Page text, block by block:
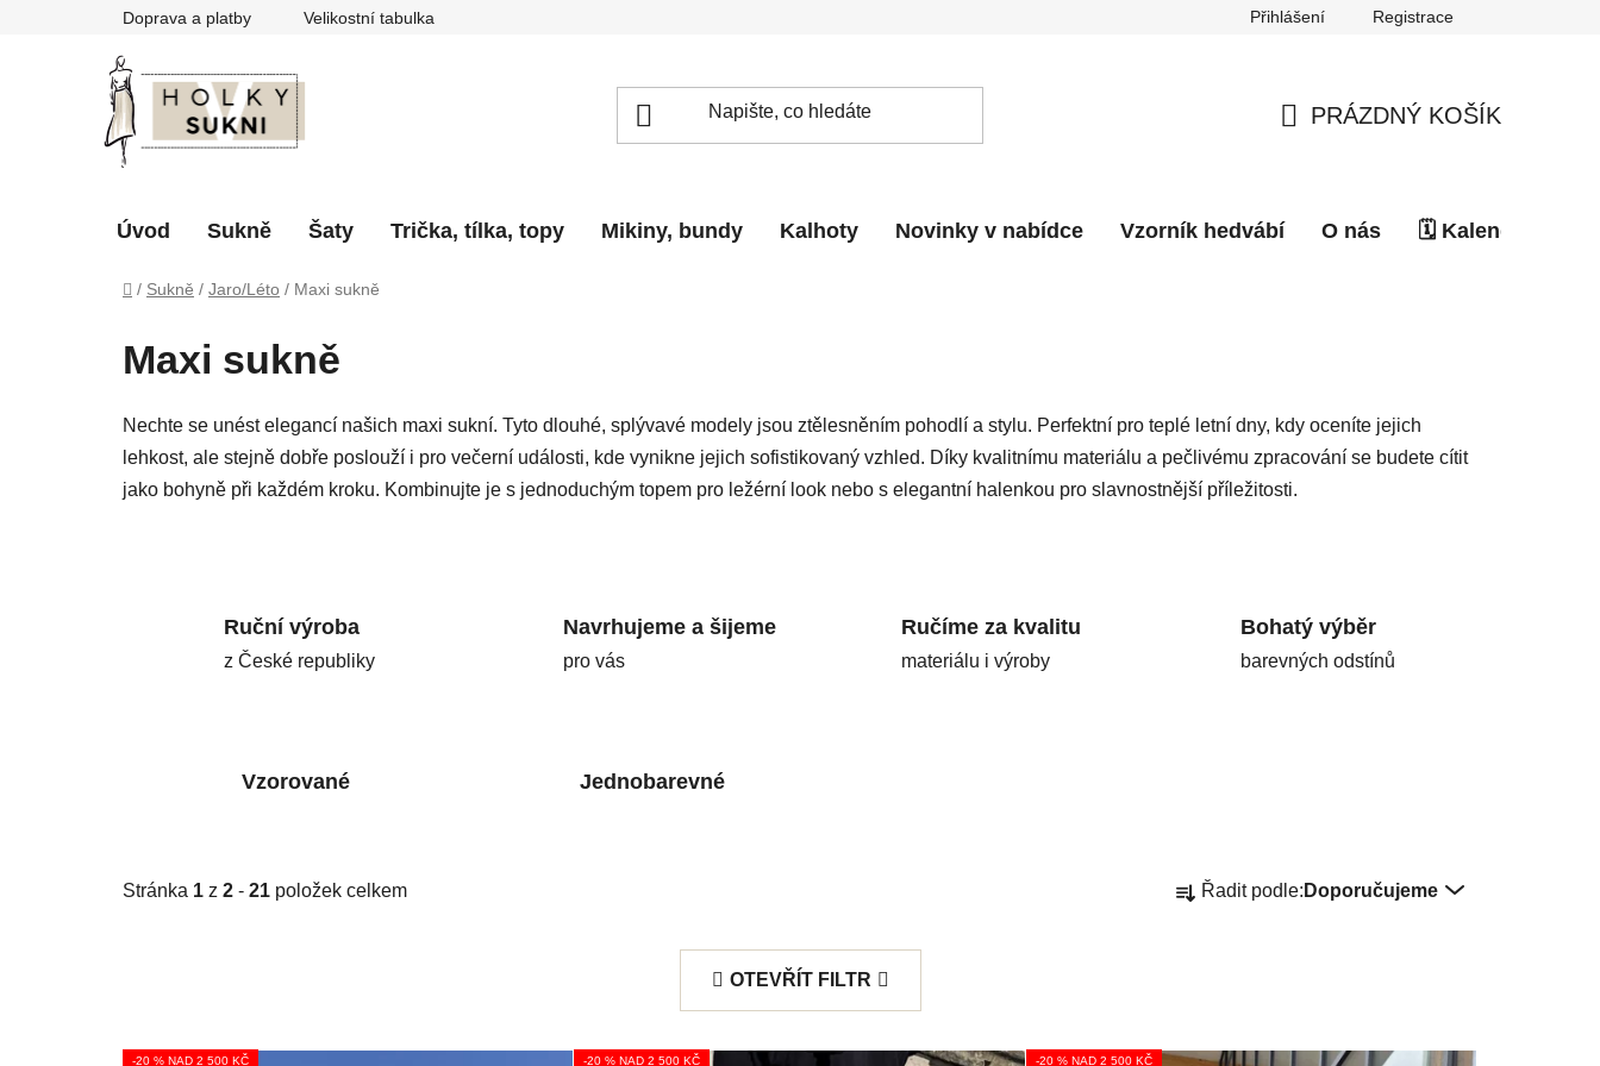
Doprava a platby Velikostní tabulka Přihlášení Registrace
PRÁZDNÝ KOŠÍK
Úvod Sukně Šaty Trička, tílka, topy Mikiny, bundy Kalhoty Novinky v nabídce Vzorník hedvábí O nás 🗓️ Kalendář akcí
Domů
/ Sukně / Jaro/Léto / Maxi sukně
Maxi sukně
Nechte se unést elegancí našich maxi sukní. Tyto dlouhé, splývavé modely jsou ztělesněním pohodlí a stylu. Perfektní pro teplé letní dny, kdy oceníte jejich
lehkost, ale stejně dobře poslouží i pro večerní události, kde vynikne jejich sofistikovaný vzhled. Díky kvalitnímu materiálu a pečlivému zpracování se budete cítit
jako bohyně při každém kroku. Kombinujte je s jednoduchým topem pro ležérní look nebo s elegantní halenkou pro slavnostnější příležitosti.
Ruční výroba
z České republiky
Navrhujeme a šijeme
pro vás
Ručíme za kvalitu
materiálu i výroby
Bohatý výběr
barevných odstínů
Vzorované Jednobarevné
Stránka 1 z 2 - 21 položek celkem
a
p
Řadit podle: Doporučujeme
OTEVŘÍT FILTR
V-20 % NAD 2 500 KČ -20 % NAD 2 500 KČ -20 % NAD 2 500 KČ